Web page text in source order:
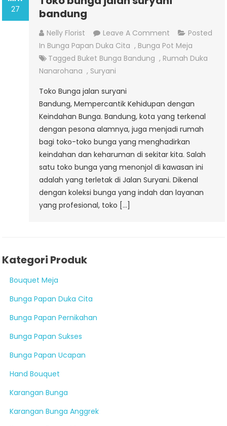
27
bandung
Nelly Florist Leave A Comment On
Toko
Bunga
Posted
In Bunga Papan Duka Cita , Bunga Pot Meja
Tagged Buket Bunga Bandung , Rumah Duka
Nanarohana , Suryani
Toko Bunga jalan suryani
Bandung, Mempercantik Kehidupan dengan
Keindahan Bunga. Bandung, kota yang terkenal
dengan pesona alamnya, juga menjadi rumah
bagi toko-toko bunga yang menghadirkan
keindahan dan keharuman di sekitar kita. Salah
satu toko bunga yang menonjol di kawasan ini
adalah yang terletak di Jalan Suryani. Dikenal
dengan koleksi bunga yang indah dan layanan
yang profesional, toko […]
Kategori Produk
Bouquet Meja
Bunga Papan Duka Cita
Bunga Papan Pernikahan
Bunga Papan Sukses
Bunga Papan Ucapan
Hand Bouquet
Karangan Bunga
Karangan Bunga Anggrek